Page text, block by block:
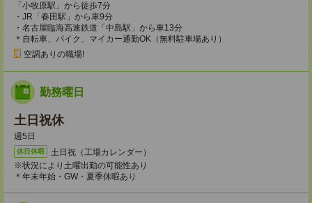
「小牧原駅」から徒歩7分
・JR「春田駅」から車9分
・名古屋臨海高速鉄道「中島駅」から車13分
＊自転車、バイク、マイカー通勤OK（無料駐車場あり）
空調ありの職場!
勤務曜日
土日祝休
週5日
休日休暇
土日祝（工場カレンダー）
※状況により土曜出勤の可能性あり
＊年末年始・GW・夏季休暇あり